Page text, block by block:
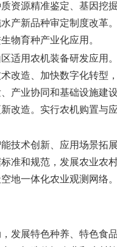
资源精准鉴定、基因挖
产新品种审定制度改革
物育种产业化应用。
适用农机装备研发应用
改造、加快数字化转型
产业协同和基础设施建
改造。实行农机购置与
技术创新、应用场景拓
准和规范，发展农业农
地一体化农业观测网络
发展特色种养、特色食